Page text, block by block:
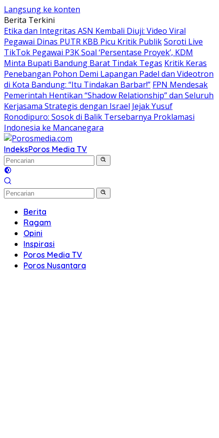
Langsung ke konten
Berita Terkini
Etika dan Integritas ASN Kembali Diuji: Video Viral
Pegawai Dinas PUTR KBB Picu Kritik PublikSoroti Live
TikTok Pegawai P3K Soal ‘Persentase Proyek’, KDM
Minta Bupati Bandung Barat Tindak Tegas Kritik Keras
Penebangan Pohon Demi Lapangan Padel dan Videotron
di Kota Bandung: “Itu Tindakan Barbar!” FPN Mendesak
Pemerintah Hentikan “Shadow Relationship” dan Seluruh
Kerjasama Strategis dengan Israel Jejak Yusuf
Ronodipuro: Sosok di Balik Tersebarnya Proklamasi
Indonesia ke Mancanegara
IndeksPoros Media TV
Berita
Ragam
Opini
Inspirasi
Poros Media TV
Poros Nusantara